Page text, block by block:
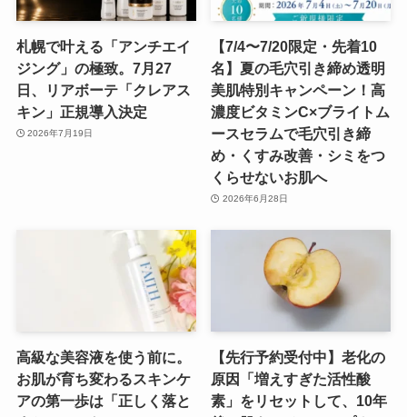
札幌で叶える「アンチエイ
ジング」の極致。7月27
日、リアボーテ「クレアス
キン」正規導入決定
2026年7月19日
【7/4〜7/20限定・先着10
名】夏の毛穴引き締め透明
美肌特別キャンペーン！高
濃度ビタミンC×ブライトム
ースセラムで毛穴引き締
め・くすみ改善・シミをつ
くらせないお肌へ
2026年6月28日
高級な美容液を使う前に。
お肌が育ち変わるスキンケ
アの第一歩は「正しく落と
【先行予約受付中】老化の
原因「増えすぎた活性酸
素」をリセットして、10年